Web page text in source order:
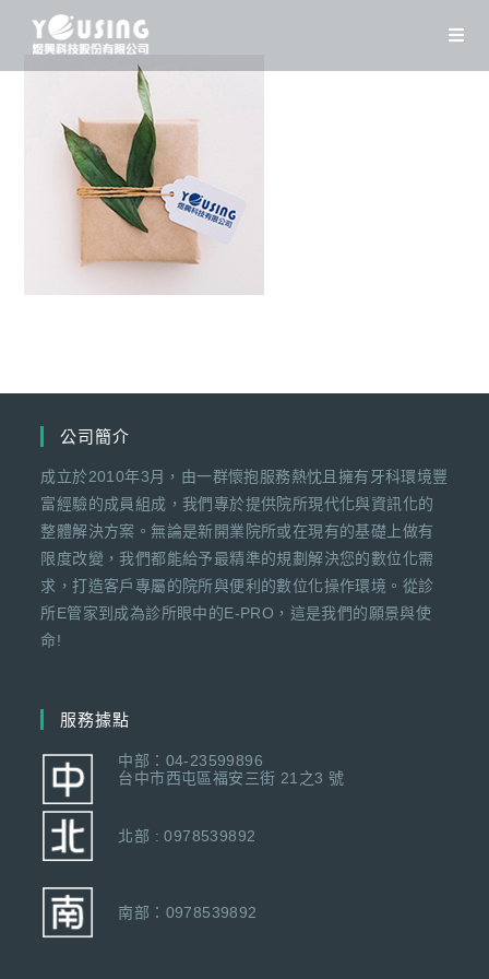
公司簡介
成立於2010年3月，由一群懷抱服務熱忱且擁有牙科環境豐
富經驗的成員組成，我們專於提供院所現代化與資訊化的
整體解決方案。無論是新開業院所或在現有的基礎上做有
限度改變，我們都能給予最精準的規劃解決您的數位化需
求，打造客戶專屬的院所與便利的數位化操作環境。從診
所E管家到成為診所眼中的E-PRO，這是我們的願景與使
命!
服務據點
中部：04-23599896
台中市西屯區福安三街 21之3 號
北部 : 0978539892
南部：0978539892